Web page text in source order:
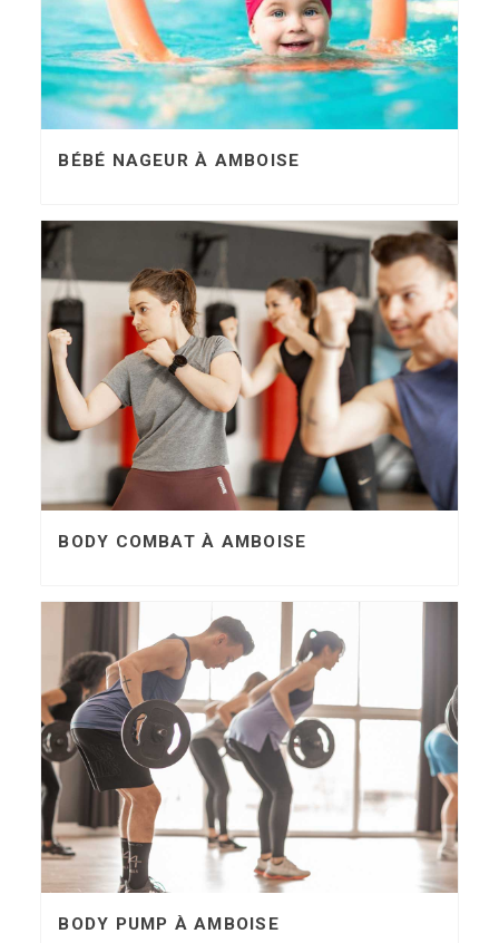
BÉBÉ NAGEUR À AMBOISE
BODY COMBAT À AMBOISE
BODY PUMP À AMBOISE